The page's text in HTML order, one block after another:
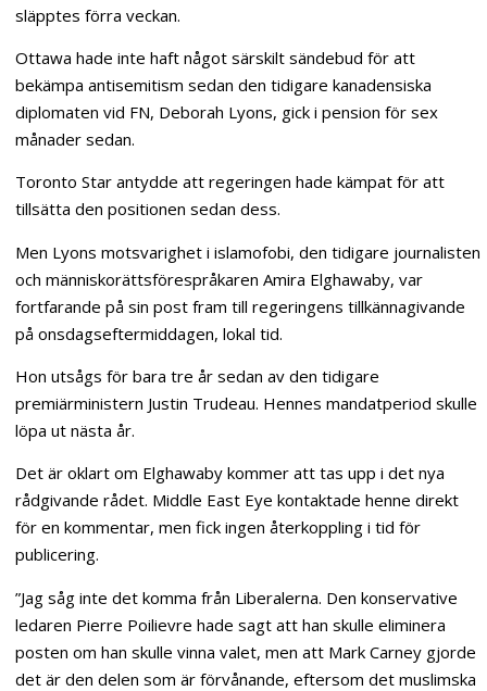
släpptes förra veckan.
Ottawa hade inte haft något särskilt sändebud för att
bekämpa antisemitism sedan den tidigare kanadensiska
diplomaten vid FN, Deborah Lyons, gick i pension för sex
månader sedan.
Toronto Star antydde att regeringen hade kämpat för att
tillsätta den positionen sedan dess.
Men Lyons motsvarighet i islamofobi, den tidigare journalisten
och människorättsförespråkaren Amira Elghawaby, var
fortfarande på sin post fram till regeringens tillkännagivande
på onsdagseftermiddagen, lokal tid.
Hon utsågs för bara tre år sedan av den tidigare
premiärministern Justin Trudeau. Hennes mandatperiod skulle
löpa ut nästa år.
Det är oklart om Elghawaby kommer att tas upp i det nya
rådgivande rådet. Middle East Eye kontaktade henne direkt
för en kommentar, men fick ingen återkoppling i tid för
publicering.
”Jag såg inte det komma från Liberalerna. Den konservative
ledaren Pierre Poilievre hade sagt att han skulle eliminera
posten om han skulle vinna valet, men att Mark Carney gjorde
det är den delen som är förvånande, eftersom det muslimska